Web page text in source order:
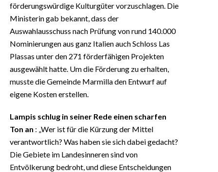
förderungswürdige Kulturgüter vorzuschlagen. Die
Ministerin gab bekannt, dass der
Auswahlausschuss nach Prüfung von rund 140.000
Nominierungen aus ganz Italien auch Schloss Las
Plassas unter den 271 förderfähigen Projekten
ausgewählt hatte. Um die Förderung zu erhalten,
musste die Gemeinde Marmilla den Entwurf auf
eigene Kosten erstellen.
Lampis schlug in seiner Rede einen scharfen
Ton an : „Wer ist für die Kürzung der Mittel
verantwortlich? Was haben sie sich dabei gedacht?
Die Gebiete im Landesinneren sind von
Entvölkerung bedroht, und diese Entscheidungen